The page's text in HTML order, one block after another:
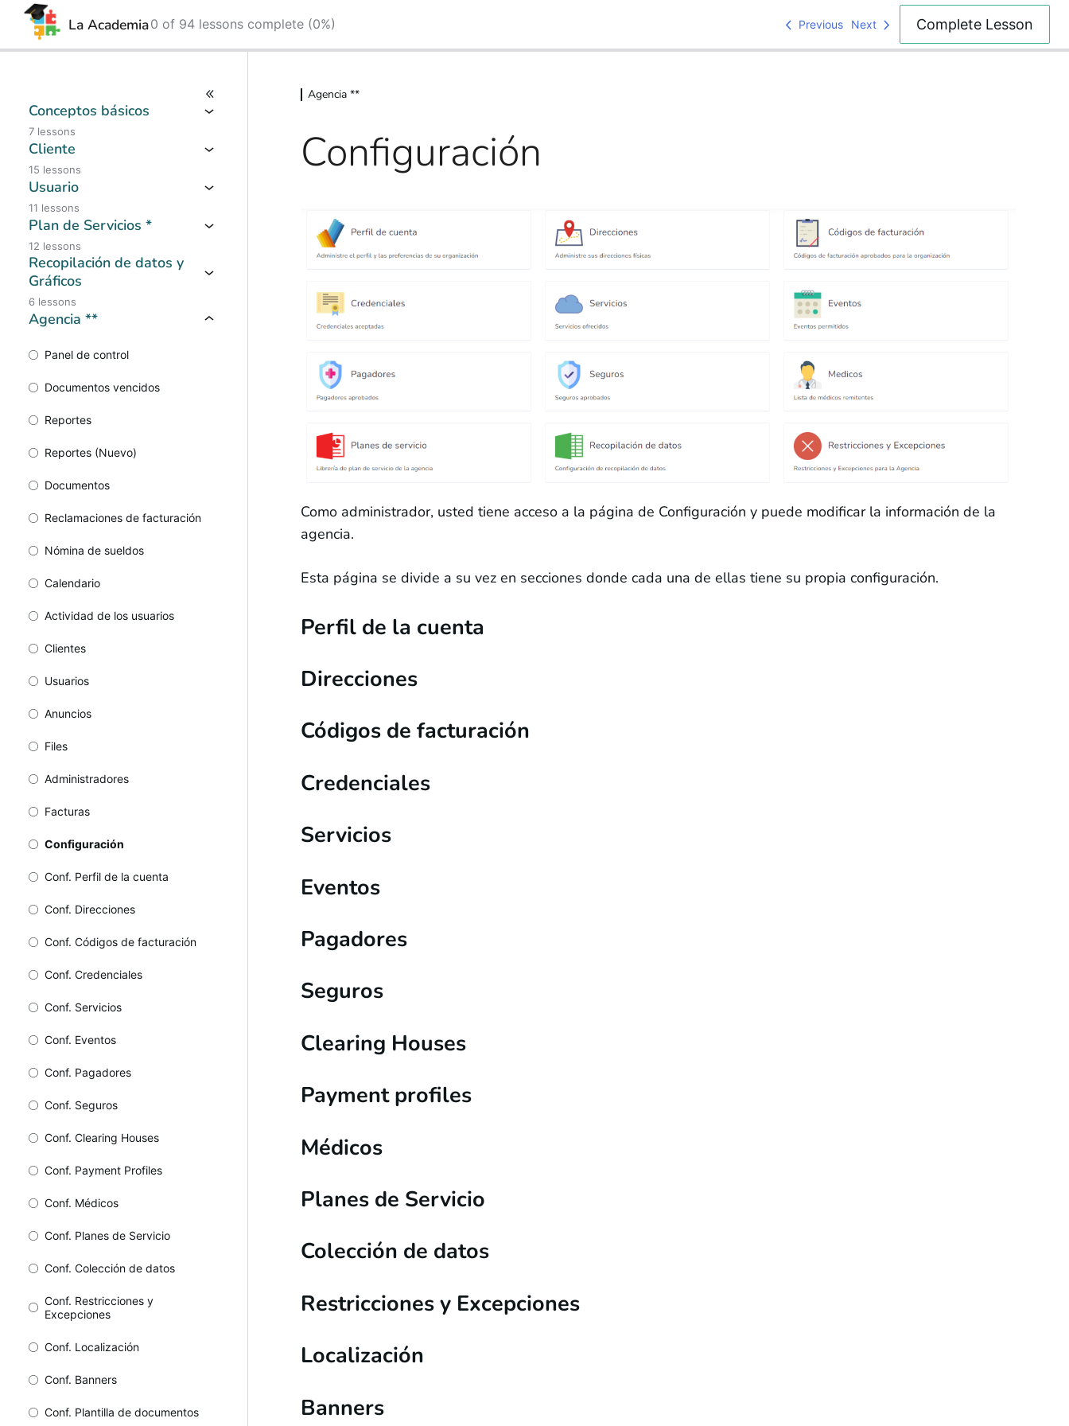
content
content
La Academia0 of 94 lessons complete (0%) Previous Next Complete Lesson
Conceptos básicos
7 lessons
Cliente
15 lessons
Usuario
11 lessons
Plan de Servicios *
12 lessons
Recopilación de datos y
Gráficos
6 lessons
Agencia **
Panel de control
Documentos vencidos
Reportes
Reportes (Nuevo)
Documentos
Reclamaciones de facturación
Nómina de sueldos
Calendario
Actividad de los usuarios
Clientes
Usuarios
Anuncios
Files
Administradores
Facturas
Configuración
Conf. Perfil de la cuenta
Conf. Direcciones
Conf. Códigos de facturación
Conf. Credenciales
Conf. Servicios
Conf. Eventos
Conf. Pagadores
Conf. Seguros
Conf. Clearing Houses
Conf. Payment Profiles
Conf. Médicos
Conf. Planes de Servicio
Conf. Colección de datos
Conf. Restricciones y
Excepciones
Conf. Localización
Conf. Banners
Conf. Plantilla de documentos
Agencia **
Configuración
Como administrador, usted tiene acceso a la página de Configuración y puede modificar la información de la
agencia.
Esta página se divide a su vez en secciones donde cada una de ellas tiene su propia configuración.
Perfil de la cuenta
Direcciones
Códigos de facturación
Credenciales
Servicios
Eventos
Pagadores
Seguros
Clearing Houses
Payment profiles
Médicos
Planes de Servicio
Colección de datos
Restricciones y Excepciones
Localización
Banners